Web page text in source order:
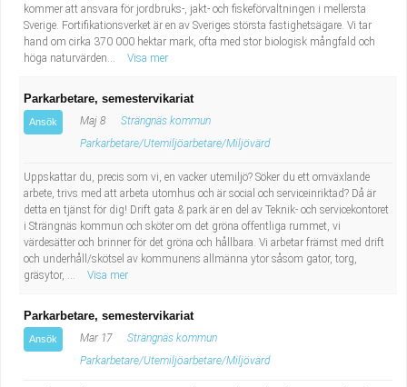
kommer att ansvara för jordbruks-, jakt- och fiskeförvaltningen i mellersta
Sverige. Fortifikationsverket är en av Sveriges största fastighetsägare. Vi tar
hand om cirka 370 000 hektar mark, ofta med stor biologisk mångfald och
höga naturvärden...
Visa mer
Parkarbetare, semestervikariat
Ansök Maj 8
Strängnäs kommun
Parkarbetare/Utemiljöarbetare/Miljövärd
Uppskattar du, precis som vi, en vacker utemiljö? Söker du ett omväxlande
arbete, trivs med att arbeta utomhus och är social och serviceinriktad? Då är
detta en tjänst för dig! Drift gata & park är en del av Teknik- och servicekontoret
i Strängnäs kommun och sköter om det gröna offentliga rummet, vi
värdesätter och brinner för det gröna och hållbara. Vi arbetar främst med drift
och underhåll/skötsel av kommunens allmänna ytor såsom gator, torg,
gräsytor, ...
Visa mer
Parkarbetare, semestervikariat
Ansök Mar 17
Strängnäs kommun
Parkarbetare/Utemiljöarbetare/Miljövärd